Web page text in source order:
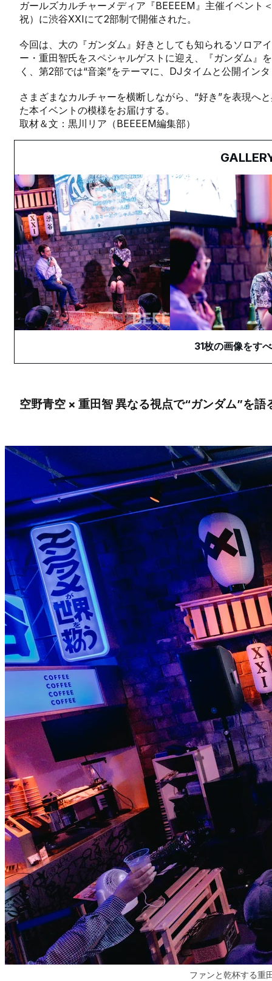
ガールズカルチャーメディア『BEEEEM』主催イベン
祝）に渋谷XXIにて2部制で開催された。
今回は、大の『ガンダム』好きとしても知られるソロア
ー・重田智氏をスペシャルゲストに迎え、『ガンダム』
く、第2部では“音楽”をテーマに、DJタイムと公開イン
さまざまなカルチャーを横断しながら、“好き”を表現へ
た本イベントの模様をお届けする。
取材＆文：黒川リア（BEEEEM編集部）
31枚の画像をす
空野青空 × 重田智 異なる視点で“ガンダム”を語
ファンと乾杯する重